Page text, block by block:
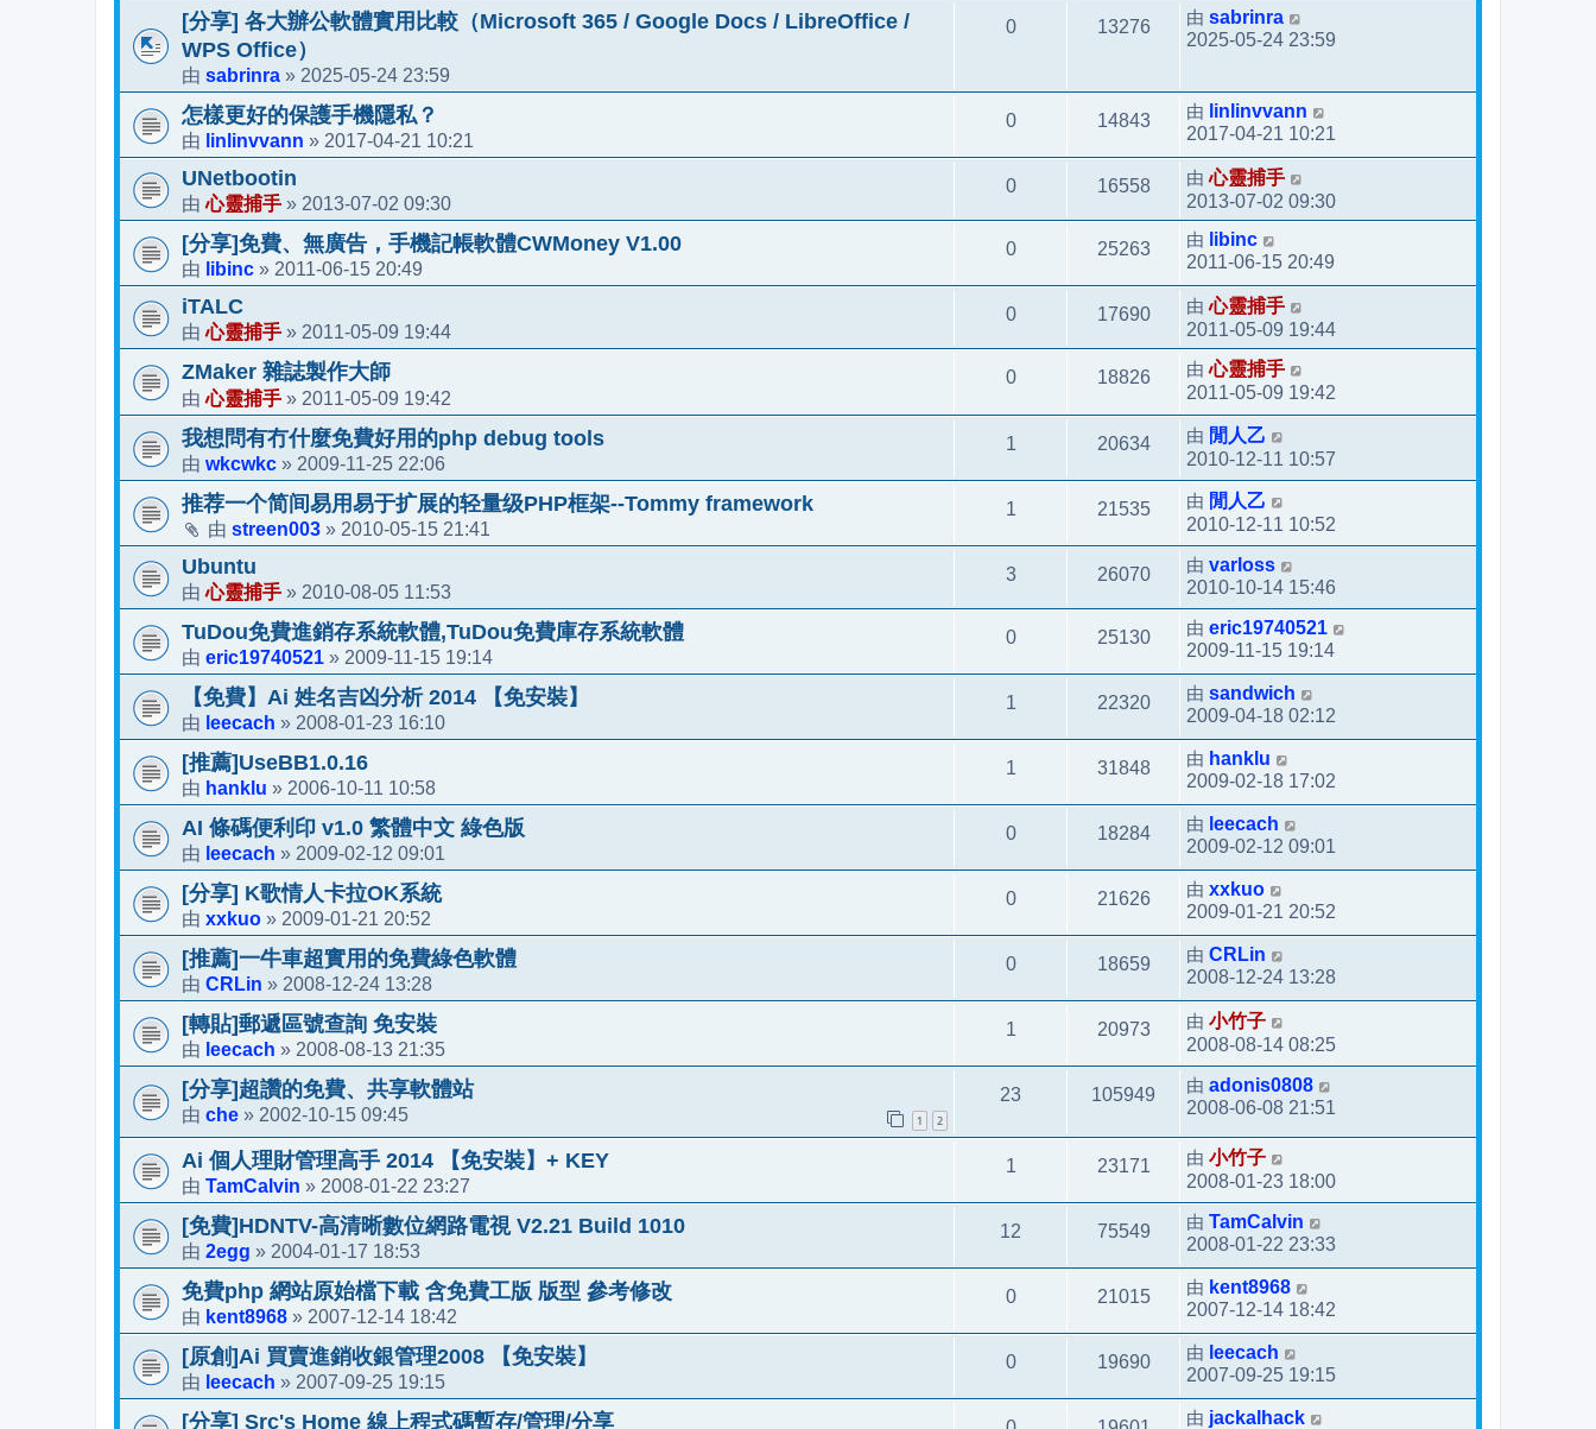
[分享] 各大辦公軟體實用比較（Microsoft 365 / Google Docs / LibreOffice /
WPS Office）
由 sabrinra » 2025-05-24 23:59
0 13276 由 sabrinra
2025-05-24 23:59
怎樣更好的保護手機隱私？
由 linlinvvann » 2017-04-21 10:21
0 14843 由 linlinvvann
2017-04-21 10:21
UNetbootin
由心靈捕手 » 2013-07-02 09:30
0 16558 由心靈捕手
2013-07-02 09:30
[分享]免費、無廣告，手機記帳軟體CWMoney V1.00
由 libinc » 2011-06-15 20:49
0 25263 由 libinc
2011-06-15 20:49
iTALC
由心靈捕手 » 2011-05-09 19:44
0 17690 由心靈捕手
2011-05-09 19:44
ZMaker 雜誌製作大師
由心靈捕手 » 2011-05-09 19:42
0 18826 由心靈捕手
2011-05-09 19:42
我想問有冇什麼免費好用的php debug tools
由 wkcwkc » 2009-11-25 22:06
1 20634 由 閒人乙
2010-12-11 10:57
推荐一个简间易用易于扩展的轻量级PHP框架--Tommy framework
由 streen003 » 2010-05-15 21:41
1 21535 由 閒人乙
2010-12-11 10:52
Ubuntu
由心靈捕手 » 2010-08-05 11:53
3 26070 由 varloss
2010-10-14 15:46
TuDou免費進銷存系統軟體,TuDou免費庫存系統軟體
由 eric19740521 » 2009-11-15 19:14
0 25130 由 eric19740521
2009-11-15 19:14
【免費】Ai 姓名吉凶分析 2014 【免安裝】
由 leecach » 2008-01-23 16:10
1 22320 由 sandwich
2009-04-18 02:12
[推薦]UseBB1.0.16
由 hanklu » 2006-10-11 10:58
1 31848 由 hanklu
2009-02-18 17:02
AI 條碼便利印 v1.0 繁體中文 綠色版
由 leecach » 2009-02-12 09:01
0 18284 由 leecach
2009-02-12 09:01
[分享] K歌情人卡拉OK系統
由 xxkuo » 2009-01-21 20:52
0 21626 由 xxkuo
2009-01-21 20:52
[推薦]一牛車超實用的免費綠色軟體
由 CRLin » 2008-12-24 13:28
0 18659 由 CRLin
2008-12-24 13:28
[轉貼]郵遞區號查詢 免安裝
由 leecach » 2008-08-13 21:35
1 20973 由 小竹子
2008-08-14 08:25
[分享]超讚的免費、共享軟體站
由 che » 2002-10-15 09:45 1 2
23 105949 由 adonis0808
2008-06-08 21:51
Ai 個人理財管理高手 2014 【免安裝】+ KEY
由 TamCalvin » 2008-01-22 23:27
1 23171 由 小竹子
2008-01-23 18:00
[免費]HDNTV-高清晰數位網路電視 V2.21 Build 1010
由 2egg » 2004-01-17 18:53
12 75549 由 TamCalvin
2008-01-22 23:33
免費php 網站原始檔下載 含免費工版 版型 參考修改
由 kent8968 » 2007-12-14 18:42
0 21015 由 kent8968
2007-12-14 18:42
[原創]Ai 買賣進銷收銀管理2008 【免安裝】
由 leecach » 2007-09-25 19:15
0 19690 由 leecach
2007-09-25 19:15
[分享] Src's Home 線上程式碼暫存/管理/分享 由 jackalhack